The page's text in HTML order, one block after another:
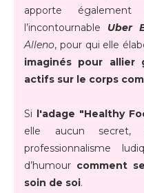
apporte
l’incontournable Uber
Alleno, pour qui elle
imaginés pour allier
actifs sur le corps
Si l'adage "Healthy
elle aucun secret,
professionnalisme
d’humour comment
soin de soi.